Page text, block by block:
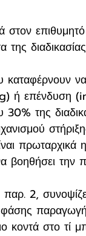
της
ή επένδυση
30% της
πρωταρχικά
βοηθήσει
2,
φάσης
κοντά στο τί